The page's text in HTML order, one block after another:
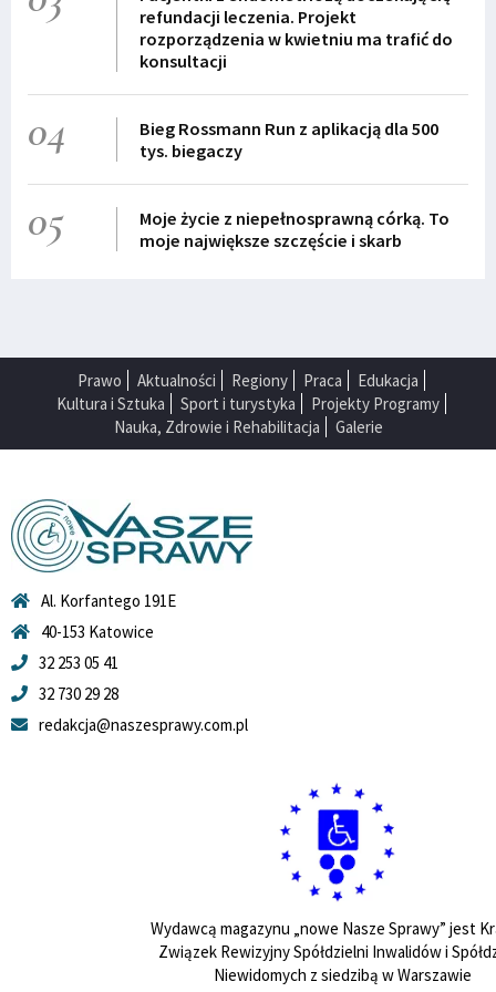
refundacji leczenia. Projekt
rozporządzenia w kwietniu ma trafić do
konsultacji
04
Bieg Rossmann Run z aplikacją dla 500
tys. biegaczy
05
Moje życie z niepełnosprawną córką. To
moje największe szczęście i skarb
Prawo Aktualności Regiony Praca
Edukacja
Kultura i Sztuka
Sport i turystyka
Projekty Programy
Nauka, Zdrowie i Rehabilitacja
Galerie
Al. Korfantego 191E
40-153 Katowice
32 253 05 41
32 730 29 28
redakcja@naszesprawy.com.pl
Wydawcą magazynu „nowe Nasze Sprawy” jest
Związek Rewizyjny Spółdzielni Inwalidów i
Niewidomych z siedzibą w Warszawie